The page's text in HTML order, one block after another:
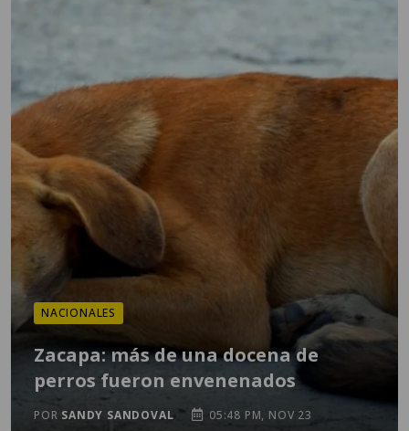
NACIONALES
Zacapa: más de una docena de
perros fueron envenenados
POR SANDY SANDOVAL 05:48 PM, NOV 23